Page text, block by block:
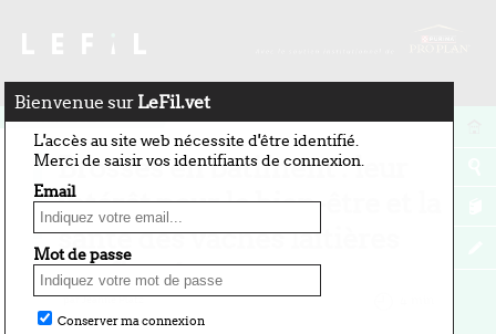
Bienvenue sur LeFil.vet
L'accès au site web nécessite d'être identifié.
Merci de saisir vos identifiants de connexion.
Email
Mot de passe
Conserver ma connexion
28 mai 2026
Brosses en bâtiment : leur
intérêt pour le bien-être et la
santé des vaches laitières
confirmé
par Jeanne Platz